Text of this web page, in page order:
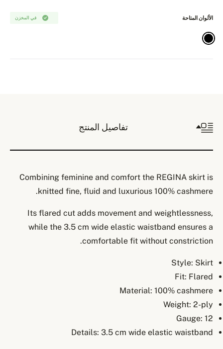
في المخزن الألوان المتاحة
تفاصيل المنتج
Combining feminine and comfort the REGINA skirt is
knitted fine, fluid and luxurious 100% cashmere.
Its flared cut adds movement and weightlessness,
while the 3.5 cm wide elastic waistband ensures a
comfortable fit without constriction.
Style: Skirt
Fit: Flared
Material: 100% cashmere
Weight: 2-ply
Gauge: 12
Details: 3.5 cm wide elastic waistband